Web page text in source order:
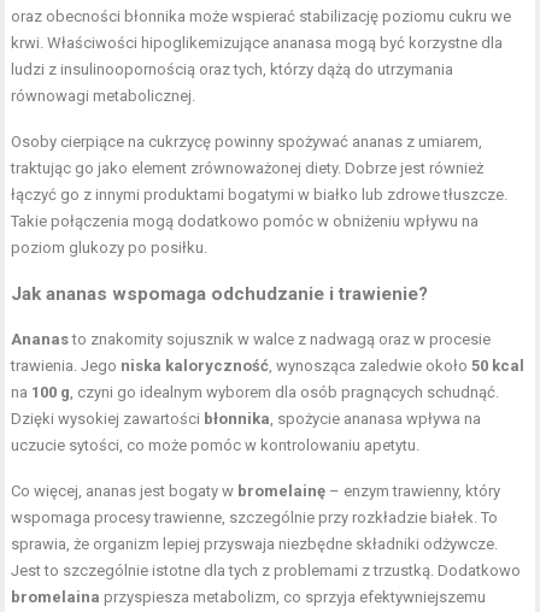
oraz obecności błonnika może wspierać stabilizację poziomu cukru we
krwi. Właściwości hipoglikemizujące ananasa mogą być korzystne dla
ludzi z insulinoopornością oraz tych, którzy dążą do utrzymania
równowagi metabolicznej.
Osoby cierpiące na cukrzycę powinny spożywać ananas z umiarem,
traktując go jako element zrównoważonej diety. Dobrze jest również
łączyć go z innymi produktami bogatymi w białko lub zdrowe tłuszcze.
Takie połączenia mogą dodatkowo pomóc w obniżeniu wpływu na
poziom glukozy po posiłku.
Jak ananas wspomaga odchudzanie i trawienie?
Ananasto znakomity sojusznik w walce z nadwagą oraz w procesie
trawienia. Jego niska kaloryczność , wynosząca zaledwie około50 kcal
na 100 g , czyni go idealnym wyborem dla osób pragnących schudnąć.
Dzięki wysokiej zawartości błonnika , spożycie ananasa wpływa na
uczucie sytości, co może pomóc w kontrolowaniu apetytu.
Co więcej, ananas jest bogaty w bromelainę – enzym trawienny, który
wspomaga procesy trawienne, szczególnie przy rozkładzie białek. To
sprawia, że organizm lepiej przyswaja niezbędne składniki odżywcze.
Jest to szczególnie istotne dla tych z problemami z trzustką. Dodatkowo
bromelaina przyspiesza metabolizm, co sprzyja efektywniejszemu